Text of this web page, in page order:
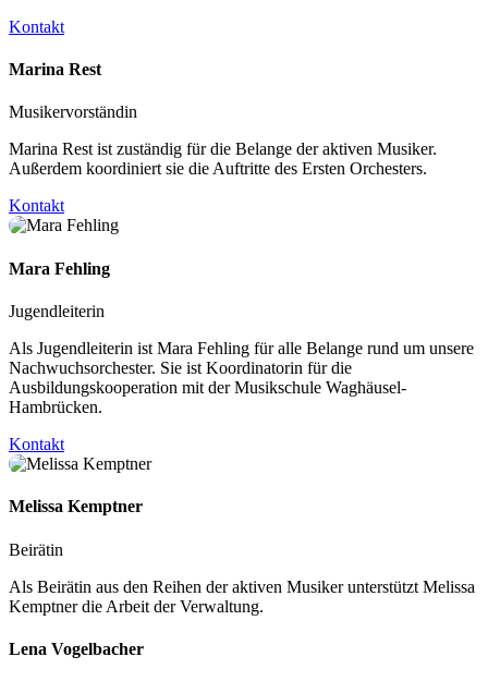
Kontakt
Marina Rest
Musikervorständin
Marina Rest ist zuständig für die Belange der aktiven Musiker.
Außerdem koordiniert sie die Auftritte des Ersten Orchesters.
Kontakt
Mara Fehling
Jugendleiterin
Als Jugendleiterin ist Mara Fehling für alle Belange rund um unsere
Nachwuchsorchester. Sie ist Koordinatorin für die
Ausbildungskooperation mit der Musikschule Waghäusel-
Hambrücken.
Kontakt
Melissa Kemptner
Beirätin
Als Beirätin aus den Reihen der aktiven Musiker unterstützt Melissa
Kemptner die Arbeit der Verwaltung.
Lena Vogelbacher